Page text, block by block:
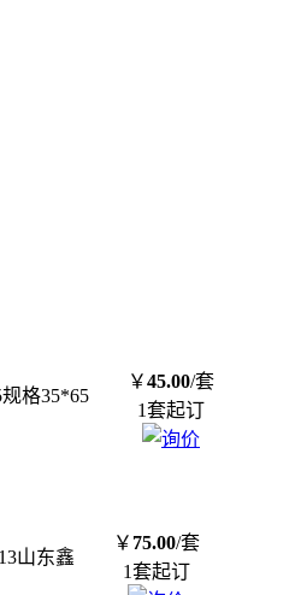
格35*65
￥45.00/套
1套起订
山东鑫
￥ 75.00/套
1套起订